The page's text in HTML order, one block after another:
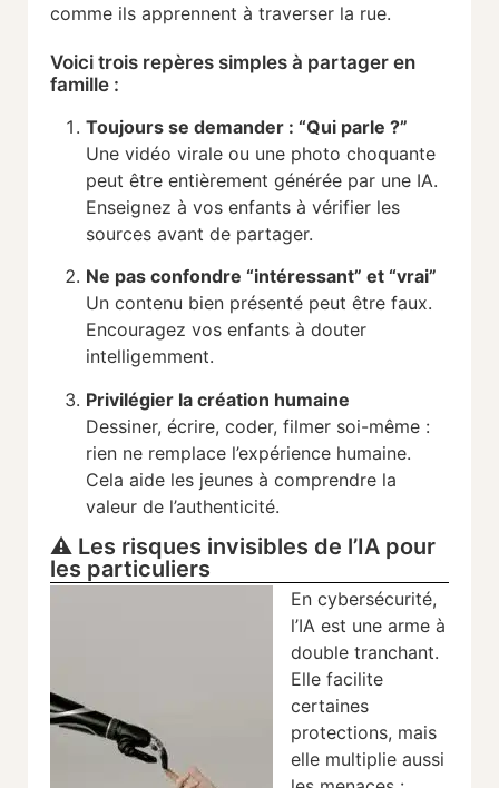
comme ils apprennent à traverser la rue.
Voici trois repères simples à partager en
famille :
Toujours se demander : “Qui parle ?”
Une vidéo virale ou une photo choquante
peut être entièrement générée par une IA.
Enseignez à vos enfants à vérifier les
sources avant de partager.
Ne pas confondre “intéressant” et “vrai”
Un contenu bien présenté peut être faux.
Encouragez vos enfants à douter
intelligemment.
Privilégier la création humaine
Dessiner, écrire, coder, filmer soi-même :
rien ne remplace l’expérience humaine.
Cela aide les jeunes à comprendre la
valeur de l’authenticité.
⚠️ Les risques invisibles de l’IA pour
les particuliers
En cybersécurité,
l’IA est une arme à
double tranchant.
Elle facilite
certaines
protections, mais
elle multiplie aussi